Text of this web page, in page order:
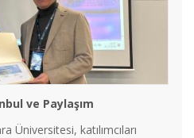
ve Paylaşım
katılımcıları